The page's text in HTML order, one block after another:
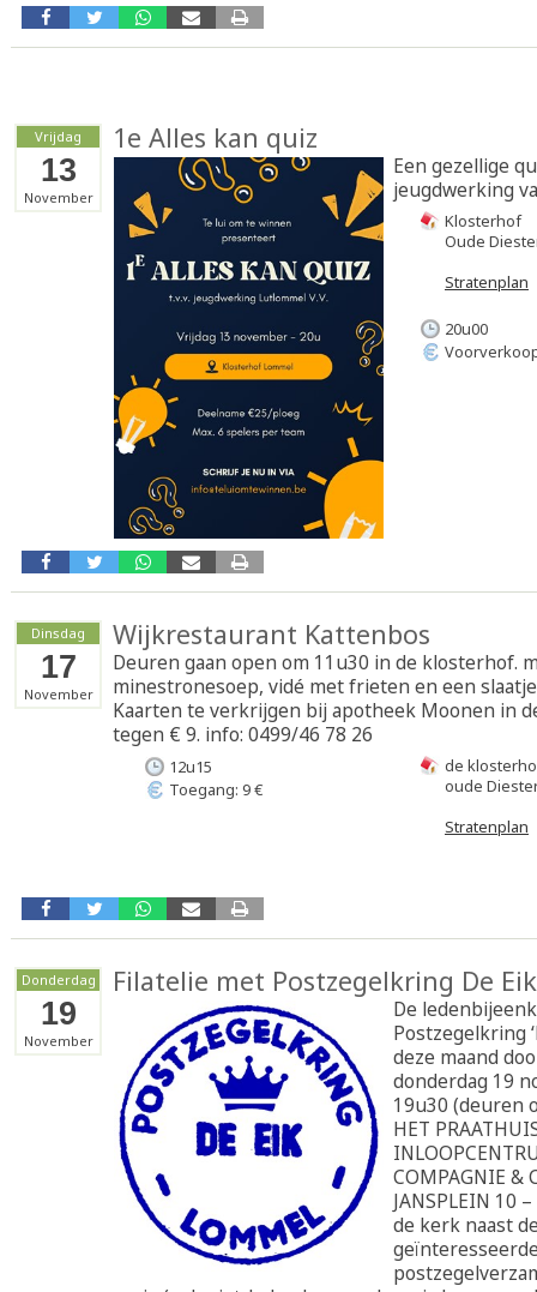
Vrijdag
13
November
1e Alles kan quiz
Een gezellige
jeugdwerking
Klosterhof
Oude
Stratenplan
20u00
Dinsdag
17
November
Wijkrestaurant Kattenbos
Deuren gaan open om 11u30 in de klosterhof.
minestronesoep, vidé met frieten en een
Kaarten te verkrijgen bij apotheek Moonen in
tegen € 9. info: 0499/46 78 26
de
oude
Stratenplan
12u15
Toegang: 9 €
Donderdag
19
November
Filatelie met Postzegelkring De Eik
De
Postzegelkring
deze maand
donderdag 19
19u30 (deuren
HET
COMPAGNIE &
JANSPLEIN 10
de kerk naast